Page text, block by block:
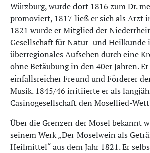
Würzburg, wurde dort 1816 zum Dr.
promoviert, 1817 ließ er sich als Arzt
1821 wurde er Mitglied der
Gesellschaft für Natur- und Heilkunde
überregionales Aufsehen durch eine
ohne Betäubung in den 40er Jahren.
einfallsreicher Freund und Förderer
Musik. 1845/46 initiierte er als
Casinogesellschaft den Mosellied-
Über die Grenzen der Mosel bekannt
seinem Werk „Der Moselwein als
Heilmittel“ aus dem Jahr 1821. Er